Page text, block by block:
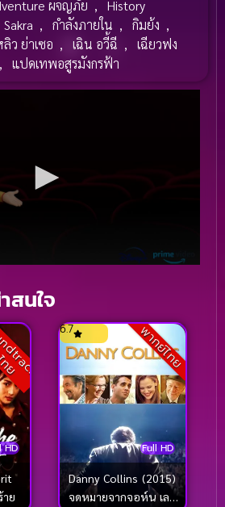
ผจญภัย ,
History
Sakra , กำลังภายใน , กิมย้ง ,
ว ย่าเซอ , เฉิน อวี้ฉี ,
เฉียวฟง
, แปดเทพอสูรมังกรฟ้า
สนใจ
HD
ย
พากย์ไทย
Full HD
6.7
Danny Collins (2015)
จดหมายจากจอห์น เลน